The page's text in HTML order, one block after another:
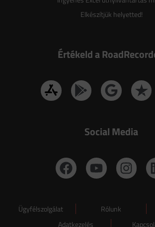
Elkészítjük helyetted!
Értékeld a
Social Media
Ügyfélszolgálat Rólunk
Adatkezelés